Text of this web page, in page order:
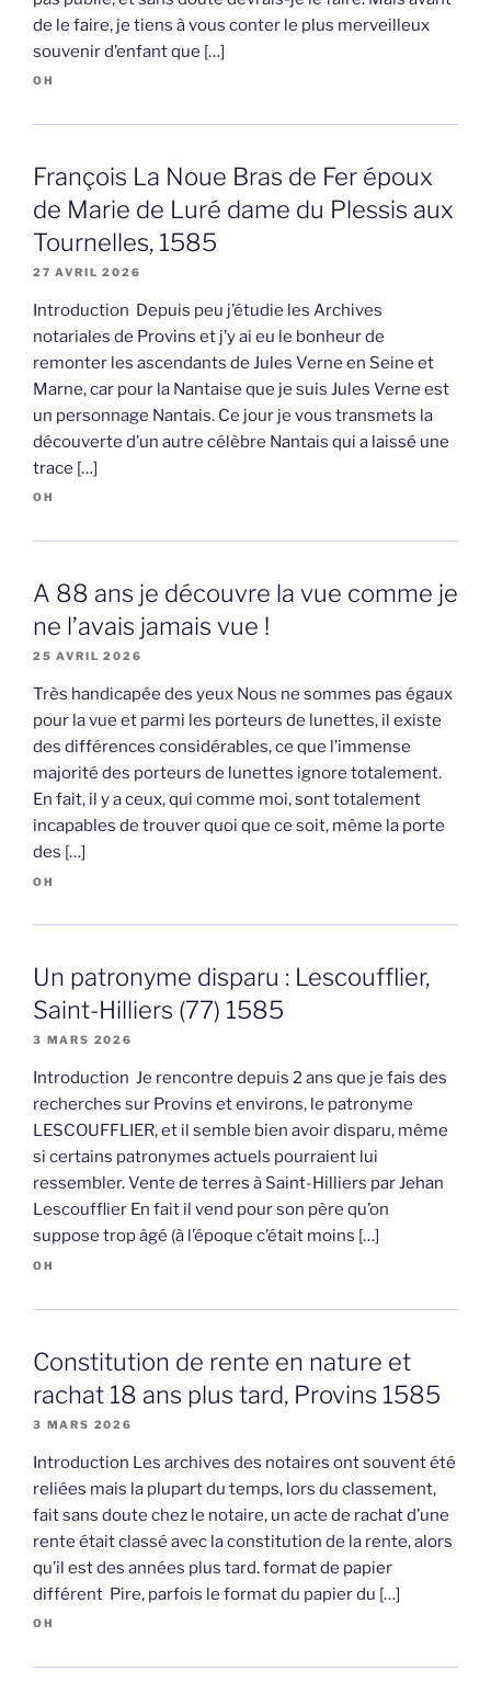
de le faire, je tiens à vous conter le plus merveilleux
souvenir d’enfant que […]
OH
François La Noue Bras de Fer époux
de Marie de Luré dame du Plessis aux
Tournelles, 1585
27 AVRIL 2026
Introduction Depuis peu j’étudie les Archives
notariales de Provins et j’y ai eu le bonheur de
remonter les ascendants de Jules Verne en Seine et
Marne, car pour la Nantaise que je suis Jules Verne est
un personnage Nantais. Ce jour je vous transmets la
découverte d’un autre célèbre Nantais qui a laissé une
trace […]
OH
A 88 ans je découvre la vue comme je
ne l’avais jamais vue !
25 AVRIL 2026
Très handicapée des yeux Nous ne sommes pas égaux
pour la vue et parmi les porteurs de lunettes, il existe
des différences considérables, ce que l’immense
majorité des porteurs de lunettes ignore totalement.
En fait, il y a ceux, qui comme moi, sont totalement
incapables de trouver quoi que ce soit, même la porte
des […]
OH
Un patronyme disparu : Lescoufflier,
Saint-Hilliers (77) 1585
3 MARS 2026
Introduction Je rencontre depuis 2 ans que je fais des
recherches sur Provins et environs, le patronyme
LESCOUFFLIER, et il semble bien avoir disparu, même
si certains patronymes actuels pourraient lui
ressembler. Vente de terres à Saint-Hilliers par Jehan
Lescoufflier En fait il vend pour son père qu’on
suppose trop âgé (à l’époque c’était moins […]
OH
Constitution de rente en nature et
rachat 18 ans plus tard, Provins 1585
3 MARS 2026
Introduction Les archives des notaires ont souvent été
reliées mais la plupart du temps, lors du classement,
fait sans doute chez le notaire, un acte de rachat d’une
rente était classé avec la constitution de la rente, alors
qu’il est des années plus tard. format de papier
différent Pire, parfois le format du papier du […]
OH